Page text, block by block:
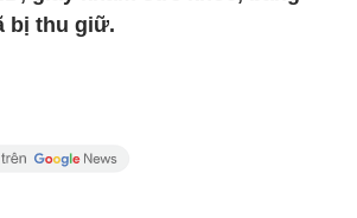
bị thu giữ.